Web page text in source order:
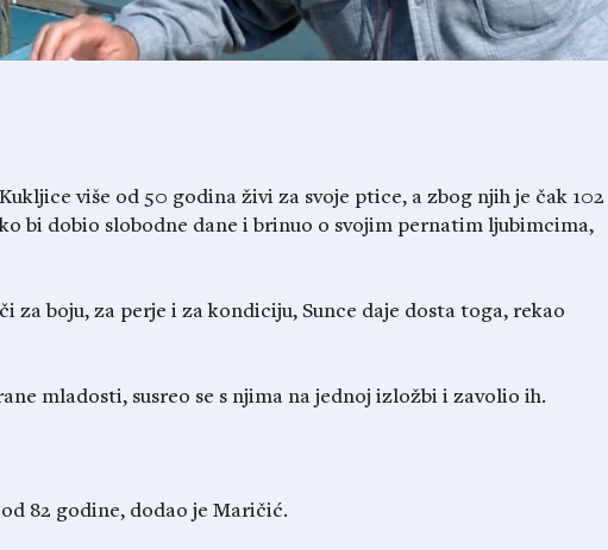
više od 50 godina živi za svoje ptice, a zbog njih je čak 102
bi dobio slobodne dane i brinuo o svojim pernatim ljubimcima,
za boju, za perje i za kondiciju, Sunce daje dosta toga, rekao
mladosti, susreo se s njima na jednoj izložbi i zavolio ih.
82 godine, dodao je Maričić.